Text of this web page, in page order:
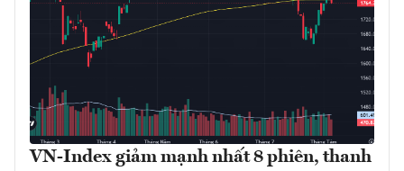
VN-Index giảm mạnh nhất 8 phiên, thanh